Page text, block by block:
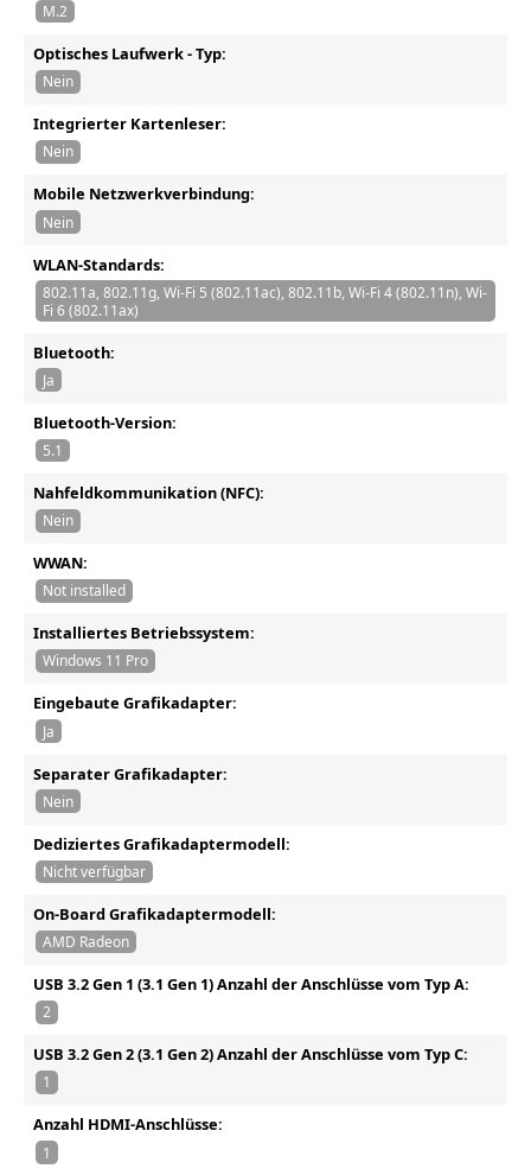
M.2
Optisches Laufwerk - Typ:
Nein
Integrierter Kartenleser:
Nein
Mobile Netzwerkverbindung:
Nein
WLAN-Standards:
802.11a, 802.11g, Wi-Fi 5 (802.11ac), 802.11b, Wi-Fi 4 (802.11n), Wi-
Fi 6 (802.11ax)
Bluetooth:
Ja
Bluetooth-Version:
5.1
Nahfeldkommunikation (NFC):
Nein
WWAN:
Not installed
Installiertes Betriebssystem:
Windows 11 Pro
Eingebaute Grafikadapter:
Ja
Separater Grafikadapter:
Nein
Dediziertes Grafikadaptermodell:
Nicht verfügbar
On-Board Grafikadaptermodell:
AMD Radeon
USB 3.2 Gen 1 (3.1 Gen 1) Anzahl der Anschlüsse vom Typ A:
2
USB 3.2 Gen 2 (3.1 Gen 2) Anzahl der Anschlüsse vom Typ C:
1
Anzahl HDMI-Anschlüsse:
1